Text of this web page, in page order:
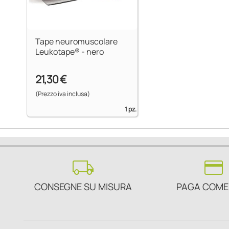
Tape neuromuscolare
Leukotape® - nero
21,30 €
(Prezzo iva inclusa)
1 pz.
local_shipping
CONSEGNE SU MISURA
credit_card
PAGA